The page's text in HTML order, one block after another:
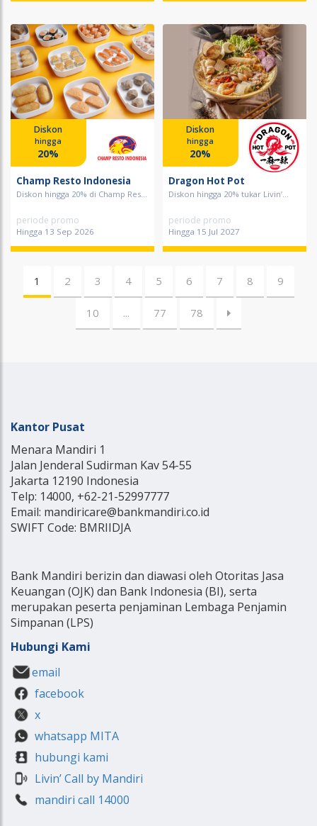
Diskon
hingga
20%
Champ Resto Indonesia
Diskon hingga 20% di Champ Res...
periode promo
Hingga 13 Sep 2026
Diskon
hingga
20%
Dragon Hot Pot
Diskon hingga 20% tukar Livin’...
periode promo
Hingga 15 Jul 2027
1 2 3 4 5 6 7 8 9
10 ... 77 78
Kantor Pusat
Menara Mandiri 1
Jalan Jenderal Sudirman Kav 54-55
Jakarta 12190 Indonesia
Telp: 14000, +62-21-52997777
Email: mandiricare@bankmandiri.co.id
SWIFT Code: BMRIIDJA
Bank Mandiri berizin dan diawasi oleh Otoritas Jasa
Keuangan (OJK) dan Bank Indonesia (BI), serta
merupakan peserta penjaminan Lembaga Penjamin
Simpanan (LPS)
Hubungi Kami
email
facebook
x
whatsapp MITA
hubungi kami
Livin’ Call by Mandiri
mandiri call 14000